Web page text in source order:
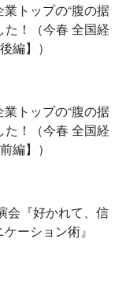
トップの“腹の据
た！（今春 全国経
編】）
トップの“腹の据
た！（今春 全国経
編】）
会『好かれて、信
ーション術』